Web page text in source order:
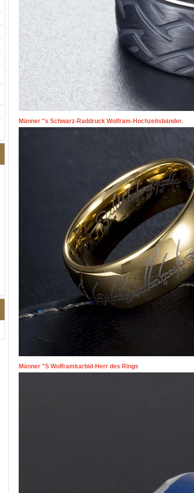
Männer "s Schwarz-Raddruck Wolfram-Hochzeitsbänder.
Männer "S Wolframkarbid-Herr des Rings